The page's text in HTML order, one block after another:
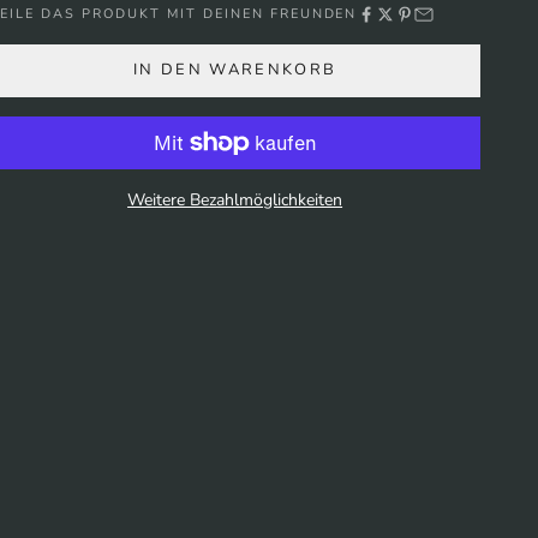
DAS PRODUKT MIT DEINEN FREUNDEN
IN DEN WARENKORB
Weitere Bezahlmöglichkeiten